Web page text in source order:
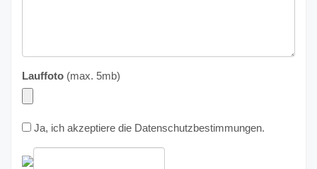
Lauffoto (max. 5mb)
Ja, ich akzeptiere die Datenschutzbestimmungen.